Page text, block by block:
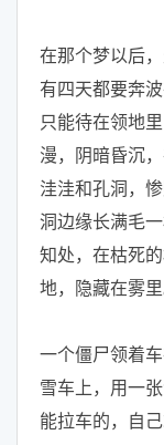
在那个梦以后
有四天都要奔
只能待在领地
漫，阴暗昏沉
洼洼和孔洞，
洞边缘长满毛
知处，在枯死
地，隐藏在雾里
一个僵尸领着
雪车上，用一
能拉车的，自